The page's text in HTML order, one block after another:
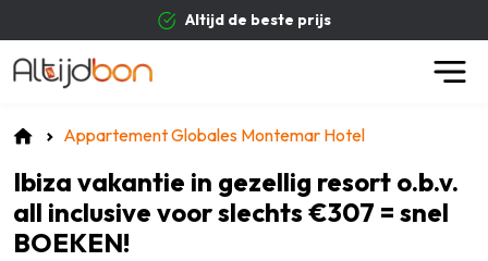
Altijd de beste prijs
Appartement Globales Montemar Hotel
Ibiza vakantie in gezellig resort o.b.v.
all inclusive voor slechts €307 = snel
BOEKEN!